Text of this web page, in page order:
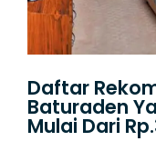
Daftar
Baturaden
Mulai Dari